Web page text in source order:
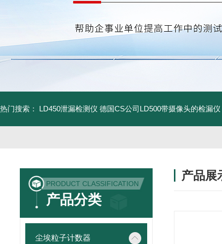
热门搜索： LD450泄漏检测仪 德国CS公司LD500带摄像头的检漏仪
PRODUCT CLASSIFICATION
产品分类
尘埃粒子计数器
产品展